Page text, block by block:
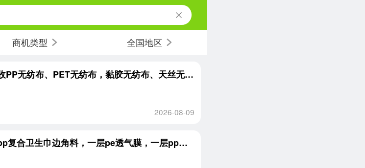
商机类型 全国地区
长期大量收PP无纺布、PET无纺布，黏胶无纺布、天丝无纺布、水刺无纺布、熔喷布等，边角料、盘料、卷材
2026-08-09
长期出售pp复合卫生巾边角料，一层pe透气膜，一层pp无纺布，一层热风棉，现货400吨